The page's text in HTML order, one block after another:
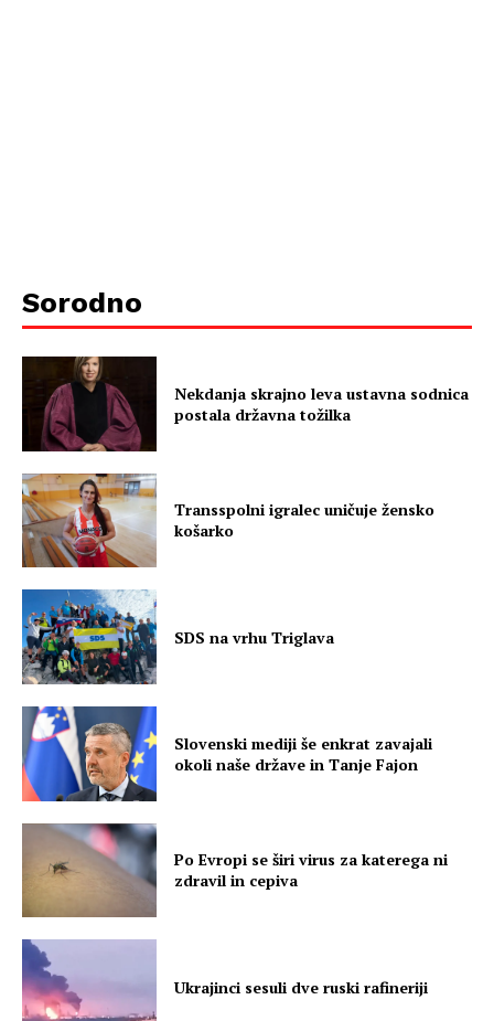
Sorodno
Nekdanja skrajno leva ustavna sodnica
postala državna tožilka
Transspolni igralec uničuje žensko
košarko
SDS na vrhu Triglava
Slovenski mediji še enkrat zavajali
okoli naše države in Tanje Fajon
Po Evropi se širi virus za katerega ni
zdravil in cepiva
Ukrajinci sesuli dve ruski rafineriji